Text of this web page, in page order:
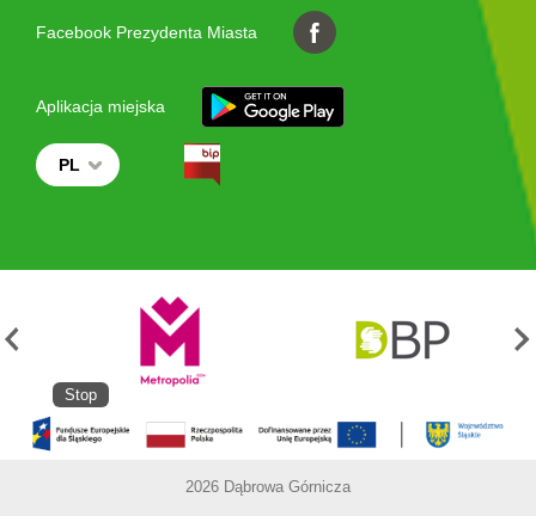
Facebook Prezydenta Miasta
Aplikacja miejska
PL
Stop
2026 Dąbrowa Górnicza